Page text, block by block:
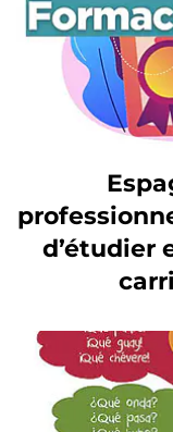
d’étudier